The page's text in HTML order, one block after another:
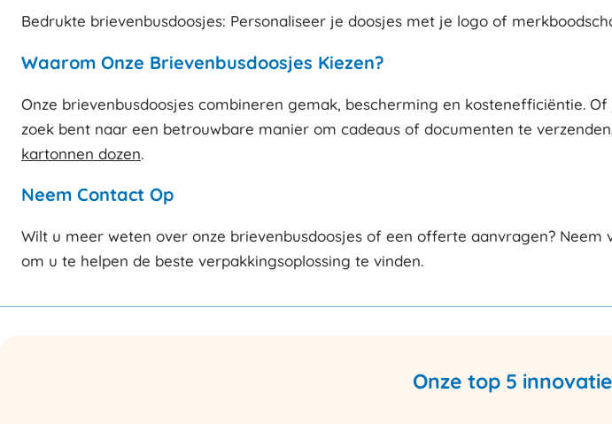
Bedrukte brievenbusdoosjes: Personaliseer je doosjes met je logo of
Waarom Onze Brievenbusdoosjes Kiezen?
Onze brievenbusdoosjes combineren gemak, bescherming en kostenefficiëntie.
zoek bent naar een betrouwbare manier om cadeaus of documenten te
kartonnen dozen.
Neem Contact Op
Wilt u meer weten over onze brievenbusdoosjes of een offerte aanvragen?
om u te helpen de beste verpakkingsoplossing te vinden.
Onze top 5